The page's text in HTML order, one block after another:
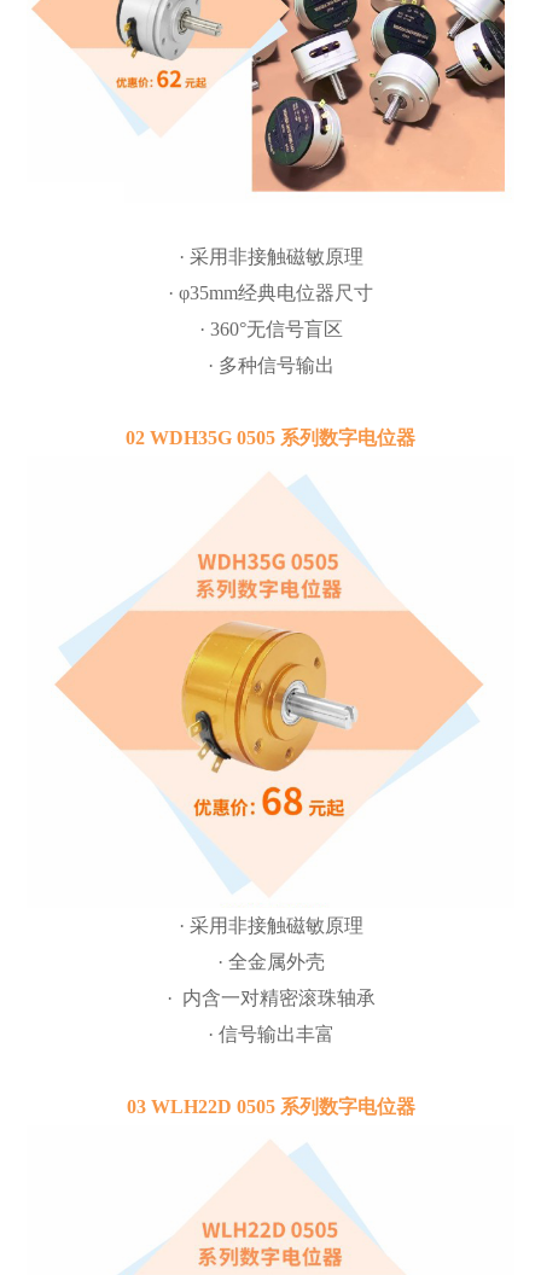
· 采用非接触磁敏原理
· φ35mm经典电位器尺寸
· 360°无信号盲区
· 多种信号输出
02 WDH35G 0505 系列数字电位器
· 采用非接触磁敏原理
· 全金属外壳
· 内含一对精密滚珠轴承
· 信号输出丰富
03 WLH22D 0505 系列数字电位器